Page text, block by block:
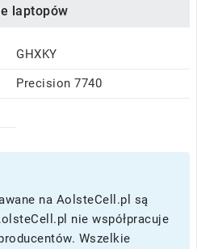
laptopów
GHXKY
Precision 7740
na AolsteCell.pl są
nie współpracuje
Wszelkie